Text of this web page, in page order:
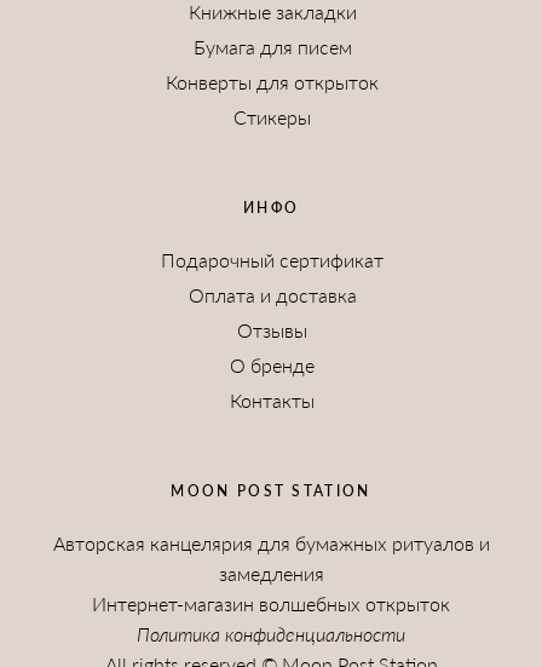
Книжные закладки
Бумага для писем
Конверты для открыток
Стикеры
ИНФО
Подарочный сертификат
Оплата и доставка
Отзывы
О бренде
Контакты
MOON POST STATION
Авторская канцелярия для бумажных ритуалов и
замедления
Интернет-магазин волшебных открыток
Политика конфиденциальности